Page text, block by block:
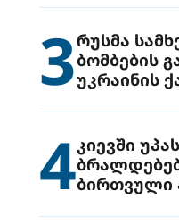
3რუსმა
ბომბების
უკრაინის
4კიევში
ბირთვული